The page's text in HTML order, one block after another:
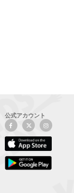
公式アカウント